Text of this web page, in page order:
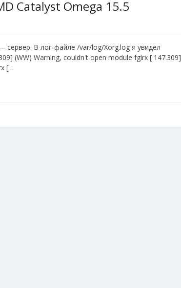
Catalyst Omega 15.5
сервер. В лог-файле /var/log/Xorg.log я увидел
(WW) Warning, couldn't open module fglrx [ 147.309]
[…